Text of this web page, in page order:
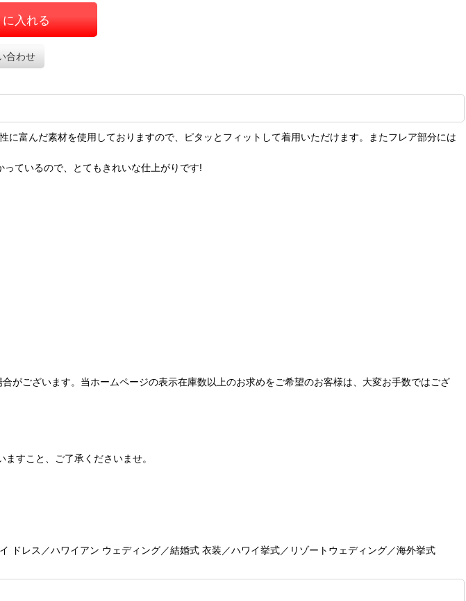
入れる
合わせ
富んだ素材を使用しておりますので、ピタッとフィットして着用いただけます。またフレア部分には
ているので、とてもきれいな仕上がりです!
ございます。当ホームページの表示在庫数以上のお求めをご希望のお客様は、大変お手数ではござ
すこと、ご了承くださいませ。
ドレス／ハワイアン ウェディング／結婚式 衣装／ハワイ挙式／リゾートウェディング／海外挙式